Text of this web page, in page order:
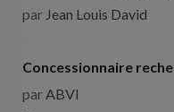
par Jean Louis David
Concessionnaire
parABVI